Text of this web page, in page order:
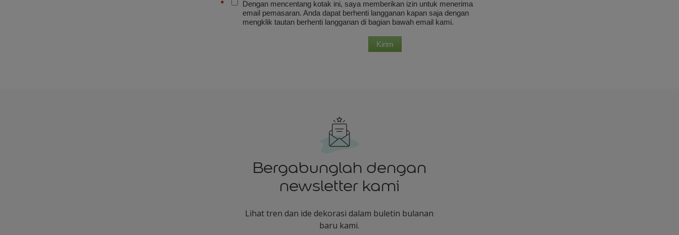
Bergabunglah dengan
newsletter kami
Lihat tren dan ide dekorasi dalam buletin bulanan
baru kami.